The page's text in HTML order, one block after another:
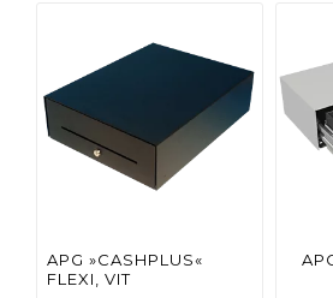
APG »CASHPLUS«
FLEXI, VIT